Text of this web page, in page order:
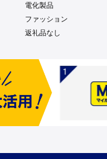
電化製品
ファッション
返礼品なし